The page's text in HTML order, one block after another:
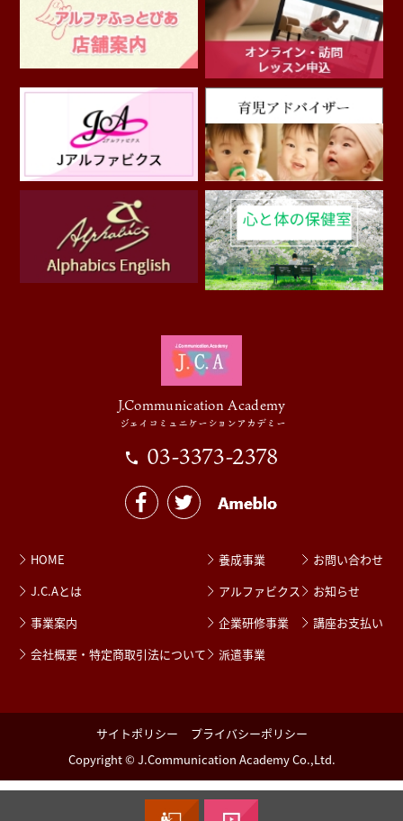
J.Communication Academy
ジェイコミュニケーションアカデミー
03-3373-2378
HOME
J.C.Aとは
事業案内
会社概要・特定商取引法について
養成事業
アルファビクス
企業研修事業
派遣事業
お問い合わせ
お知らせ
講座お支払い
サイトポリシー
プライバシーポリシー
Copyright © J.Communication Academy Co.,Ltd.